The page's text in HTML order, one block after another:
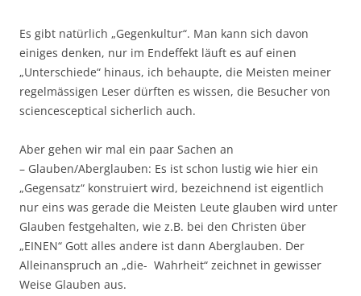
Es gibt natürlich „Gegenkultur“. Man kann sich davon
einiges denken, nur im Endeffekt läuft es auf einen
„Unterschiede“ hinaus, ich behaupte, die Meisten meiner
regelmässigen Leser dürften es wissen, die Besucher von
sciencesceptical sicherlich auch.
Aber gehen wir mal ein paar Sachen an
– Glauben/Aberglauben: Es ist schon lustig wie hier ein
„Gegensatz“ konstruiert wird, bezeichnend ist eigentlich
nur eins was gerade die Meisten Leute glauben wird unter
Glauben festgehalten, wie z.B. bei den Christen über
„EINEN“ Gott alles andere ist dann Aberglauben. Der
Alleinanspruch an „die- Wahrheit“ zeichnet in gewisser
Weise Glauben aus.